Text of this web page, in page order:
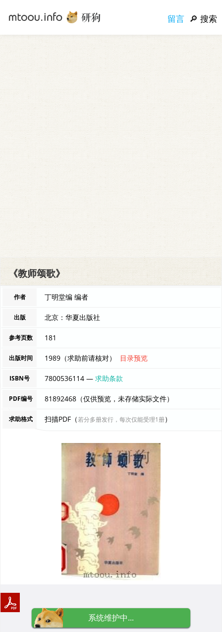
留言 搜索
《教师颂歌》
作者 丁明堂编 编者
出版 北京：华夏出版社
参考页数 181
出版时间 1989（求助前请核对） 目录预览
ISBN号 7800536114 —求助条款
PDF编号 81892468（仅供预览，未存储实际文件）
求助格式 扫描PDF（若分多册发行，每次仅能受理1册）
系统维护中...